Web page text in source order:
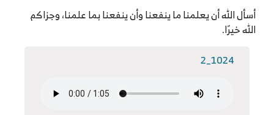
أسأل الله أن يعلمنا ما ينفعنا وأن ينفعنا بما علمنا، وجزاكم
الله خيرًا.
1024_2